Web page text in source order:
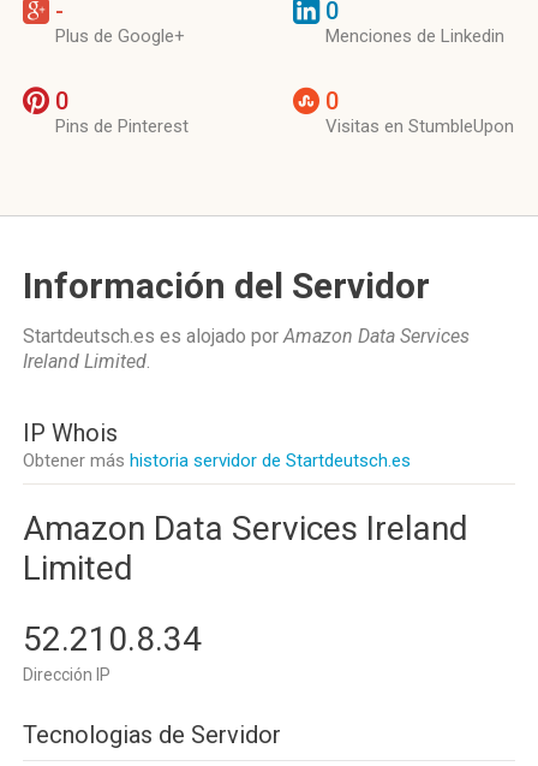
-
Plus de Google+
0
Menciones de Linkedin
0
Pins de Pinterest
0
Visitas en StumbleUpon
Información del Servidor
Startdeutsch.es es alojado porAmazon Data Services
Ireland Limited.
IP Whois
Obtener más historia servidor de Startdeutsch.es
Amazon Data Services Ireland
Limited
52.210.8.34
Dirección IP
Tecnologias de Servidor